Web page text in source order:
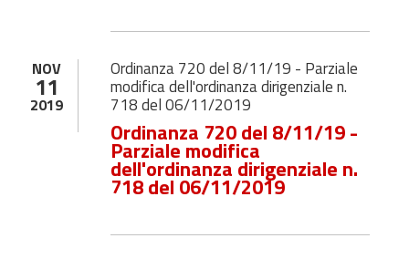
NOV
11
2019
Ordinanza 720 del 8/11/19 - Parziale
modifica dell'ordinanza dirigenziale n.
718 del 06/11/2019
Ordinanza 720 del 8/11/19 -
Parziale modifica
dell'ordinanza dirigenziale n.
718 del 06/11/2019